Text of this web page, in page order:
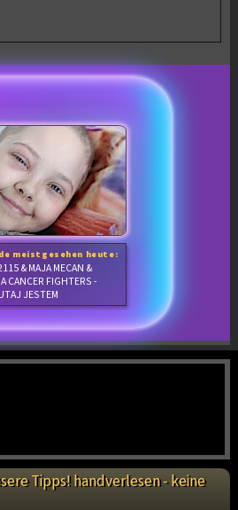
meistgesehen heute:
& MAJA MECAN &
CANCER FIGHTERS -
JESTEM
Tipps! handverlesen - keine